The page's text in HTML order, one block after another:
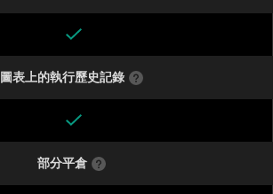
圖表上的執行歷史記錄
部分平倉